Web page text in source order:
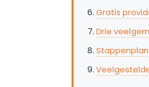
Gratis
Drie
Stappenplan